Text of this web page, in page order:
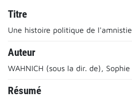
Titre
Une histoire politique de l'amnistie.
Auteur
WAHNICH (sous la dir. de), Sophie
Résumé